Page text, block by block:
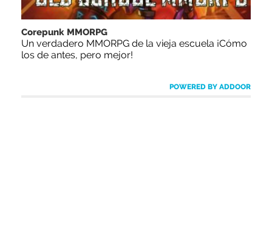
Corepunk MMORPG
Un verdadero MMORPG de la vieja escuela ¡Cómo
los de antes, pero mejor!
POWERED BY ADDOOR